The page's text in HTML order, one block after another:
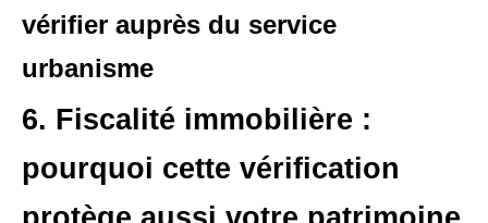
vérifier auprès du service
urbanisme
6. Fiscalité immobilière :
pourquoi cette vérification